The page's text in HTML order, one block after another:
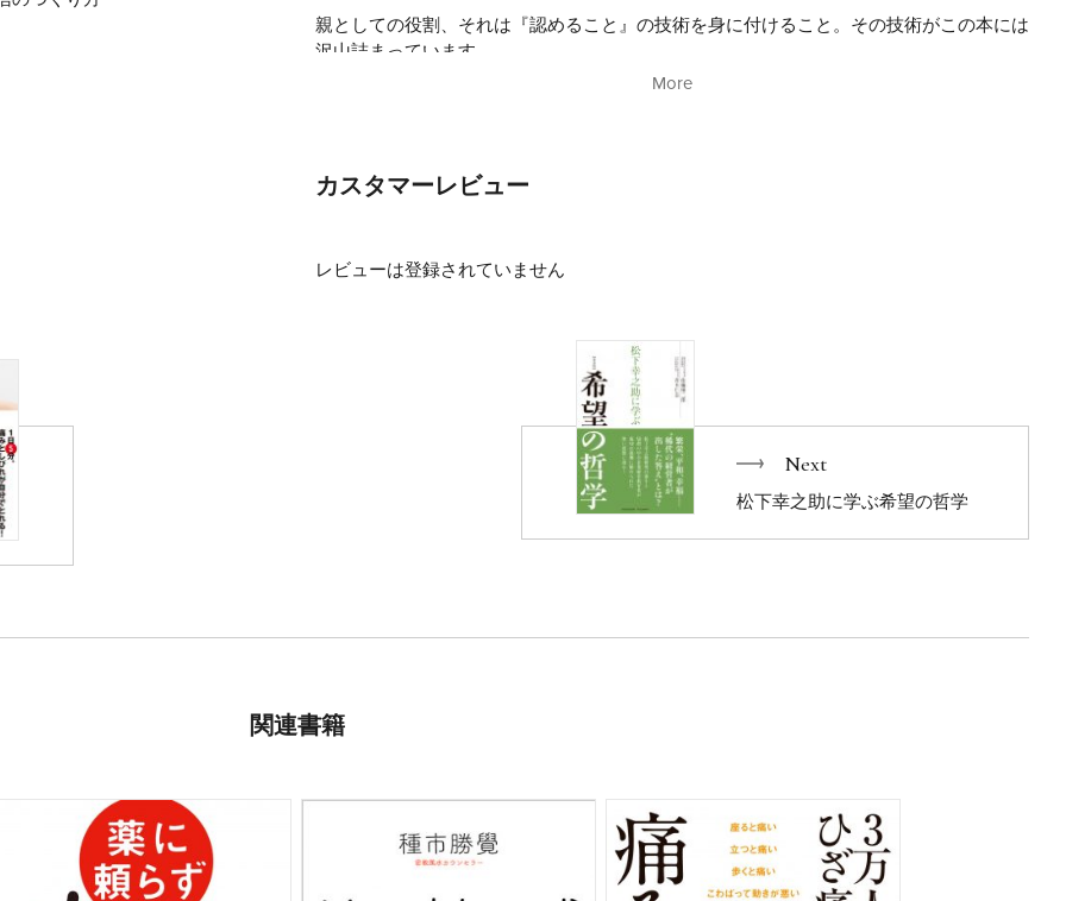
親としての役割、それは『認めること』の技術を身に付けること。その技術がこの本には
沢山詰まっています。
子どもは「親が有りのままの自分を愛してくれている」と感じた時に幸せを感じる――
では、その次は？
自分のことが大好き。
親に十分に愛されて育った子どもは、そんな感覚をもっています。
自分を愛せる人は、他人と愛し愛される関係を築きます。自分が大好きから、自分を信じ
自分をもっと喜ばせようと、理想の自分になる努力をします。
自己愛が高い子は、自分の内側に幸せを感じるようになります。
自己愛が低い子は、他人と比較して自分の外側に幸せを追い求めます。
どちらの子どもに育つのか。それを決めるのは、親の関わり方です。
□他人の子どもとどうしても比較してしまう
→１つでも当てはまったら読んでください。
子育てでほんとうに大切なものが見つかります。
More
カスタマーレビュー
レビューは登録されていません
Next
松下幸之助に学ぶ希望の哲学
関連書籍